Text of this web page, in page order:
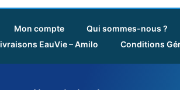
Mon compte
Qui sommes-nous ?
EauVie – Amilo
Conditions